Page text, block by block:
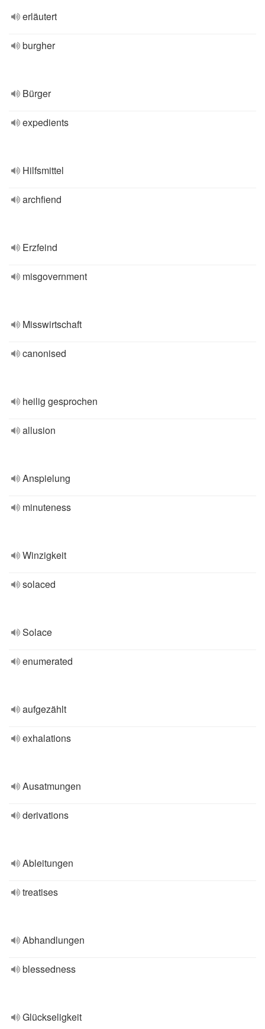
erläutert
burgher
Bürger
expedients
Hilfsmittel
archfiend
Erzfeind
misgovernment
Misswirtschaft
canonised
heilig gesprochen
allusion
Anspielung
minuteness
Winzigkeit
solaced
Solace
enumerated
aufgezählt
exhalations
Ausatmungen
derivations
Ableitungen
treatises
Abhandlungen
blessedness
Glückseligkeit